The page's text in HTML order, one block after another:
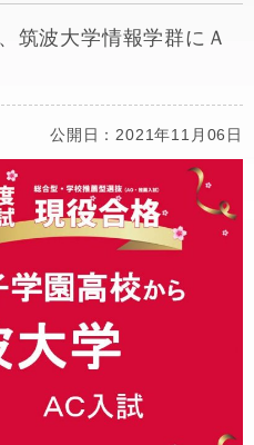
筑波大学情報学群にＡ
公開日：2021年11月06日